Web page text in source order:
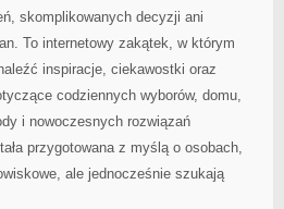
skomplikowanych decyzji ani
To internetowy zakątek, w którym
inspiracje, ciekawostki oraz
codziennych wyborów, domu,
i nowoczesnych rozwiązań
przygotowana z myślą o osobach,
ale jednocześnie szukają